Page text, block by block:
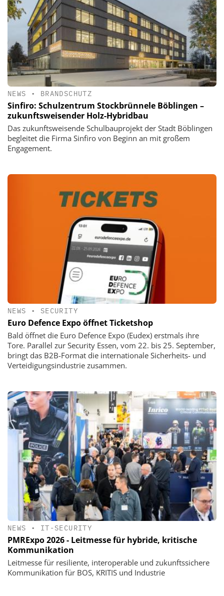
NEWS • BRANDSCHUTZ
Sinfiro: Schulzentrum Stockbrünnele Böblingen –
zukunftsweisender Holz-Hybridbau
Das zukunftsweisende Schulbauprojekt der Stadt Böblingen
begleitet die Firma Sinfiro von Beginn an mit großem
Engagement.
NEWS • SECURITY
Euro Defence Expo öffnet Ticketshop
Bald öffnet die Euro Defence Expo (Eudex) erstmals ihre
Tore. Parallel zur Security Essen, vom 22. bis 25. September,
bringt das B2B-Format die internationale Sicherheits- und
Verteidigungsindustrie zusammen.
NEWS • IT-SECURITY
PMRExpo 2026 - Leitmesse für hybride, kritische
Kommunikation
Leitmesse für resiliente, interoperable und zukunftssichere
Kommunikation für BOS, KRITIS und Industrie